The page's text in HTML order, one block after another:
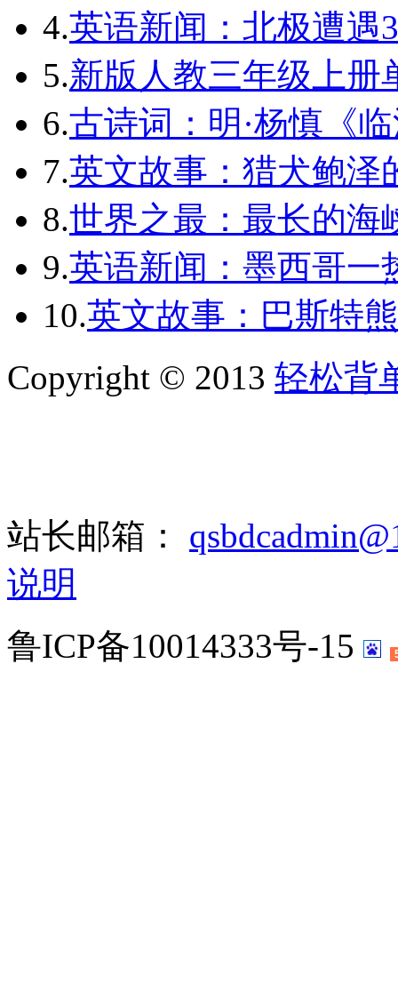
4.英语新闻：北极遭遇
5.新版人教三年级上册
6.古诗词：明·杨慎《
7.英文故事：猎犬鲍泽
8.世界之最：最长的海
9.英语新闻：墨西哥一
10.英文故事：巴斯特
Copyright © 2013 轻松背
站长邮箱：
说明
鲁ICP备10014333号-15